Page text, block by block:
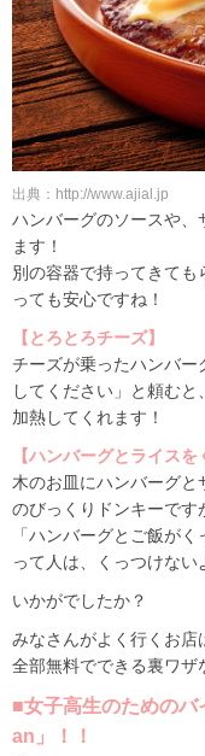
出典：http://www.ajial.jp
ハンバーグのソースや、
ます！
別の容器で持ってきて
っても安心ですね！
【とろとろチーズ】
チーズが乗ったハンバー
してください」と頼む
加熱してくれます！
【ハンバーグとライスを
木のお皿にハンバーグ
のびっくりドンキーです
「ハンバーグとご飯が
って人は、くっつけない
いかがでしたか？
みなさんがよく行くお店
全部無料でできる裏ワザ
■女子高生のための
an」！！